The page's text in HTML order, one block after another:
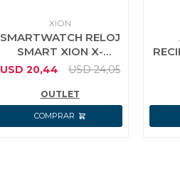
XION
SMARTWATCH RELOJ
SMART XION X-
WATCH66 CAJA AZUL
USD 20,44 USD 24,05
OUTLET